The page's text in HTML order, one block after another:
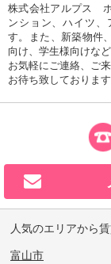
株式会社アルプス
ンション、ハイツ、
す。また、新築物件
向け、学生様向けな
お気軽にご連絡、ご来
お待ち致しております
人気のエリアから
富山市